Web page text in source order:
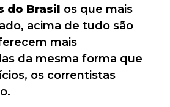
do Brasil os que mais
acima de tudo são
mais
da mesma forma que
os correntistas